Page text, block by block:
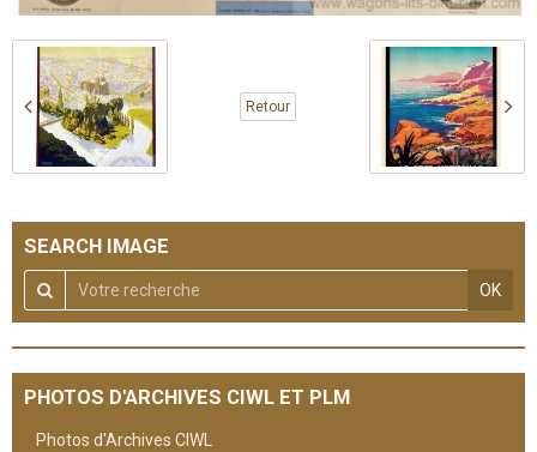
Retour
SEARCH IMAGE
OK
PHOTOS D'ARCHIVES CIWL ET PLM
Photos d'Archives CIWL